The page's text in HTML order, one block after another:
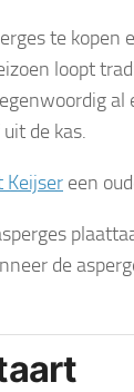
te
loopt
de kas.
Keijser een
de